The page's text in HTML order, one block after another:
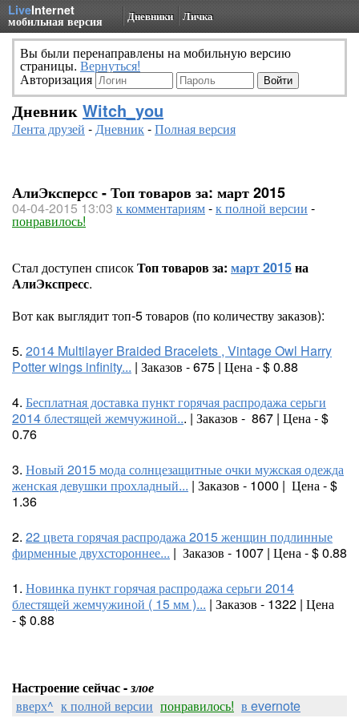
LiveInternet
мобильная версия Дневники Личка
Вы были перенаправлены на мобильную версию
страницы. Вернуться!
Авторизация
Дневник Witch_you
Лента друзей -Дневник-Полная версия
АлиЭксперсс - Топ товаров за: март 2015
04-04-2015 13:03 к комментариям-к полной версии -
понравилось!
Стал доступен списокТоп товаров за: март 2015на
АлиЭкспресс.
Вот как выглядит топ-5 товаров (по количеству заказов):
5. 2014 Multilayer Braided Bracelets , Vintage Owl Harry
Potter wings infinity... | Заказов - 675 | Цена - $ 0.88
4. Бесплатная доставка пункт горячая распродажа серьги
2014 блестящей жемчужиной... | Заказов - 867 | Цена - $
0.76
3. Новый 2015 мода солнцезащитные очки мужская одежда
женская девушки прохладный... | Заказов - 1000 | Цена - $
1.36
2. 22 цвета горячая распродажа 2015 женщин подлинные
фирменные двухстороннее... | Заказов - 1007 | Цена - $ 0.88
1. Новинка пункт горячая распродажа серьги 2014
блестящей жемчужиной ( 15 мм )... | Заказов - 1322 | Цена
- $ 0.88
Настроение сейчас -злое
вверх^ к полной версии понравилось! в evernote